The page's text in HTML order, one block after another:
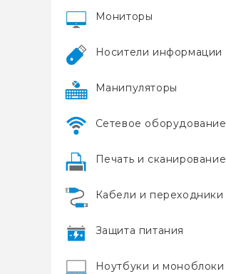
Мониторы
Носители информации
Манипуляторы
Сетевое оборудование
Печать и сканирование
Кабели и переходники
Защита питания
Ноутбуки и моноблоки